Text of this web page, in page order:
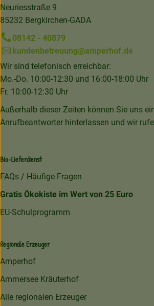
Neuriesstraße 9
85232 Bergkirchen-GADA
08142 - 40879
kundenbetreuung@amperhof.de
Wir sind telefonisch erreichbar:
Mo.-Do. 10:00-12:30 und 16:00-18:00 Uhr
Fr. 10:00-12:30 Uhr
Außerhalb dieser Zeiten können Sie uns
Anrufbeantworter hinterlassen und wir
Bio-Lieferdienst
FAQs / Häufige Fragen
Gratis Ökokiste im Wert von 25 Euro
EU-Schulprogramm
Regionale Erzeuger
Amperhof
Ammersee Kräuterhof
Alle regionalen Erzeuger